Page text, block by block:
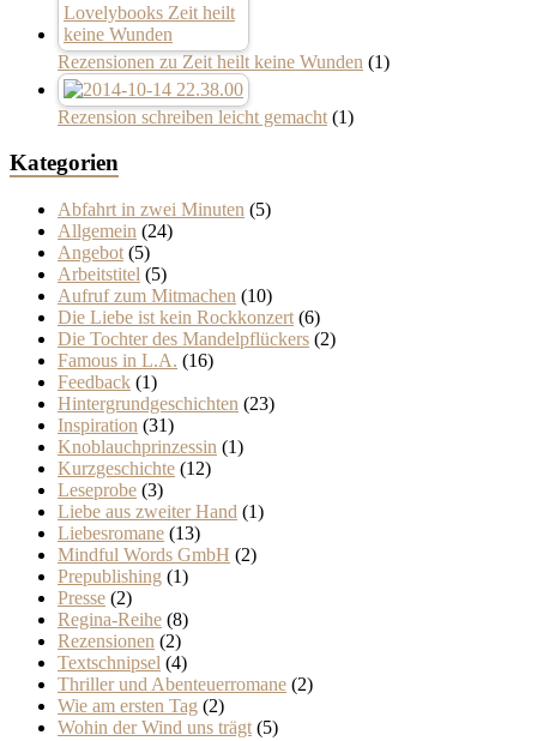
Rezensionen zu Zeit heilt keine Wunden (1)
Rezension schreiben leicht gemacht (1)
Kategorien
Abfahrt in zwei Minuten (5)
Allgemein (24)
Angebot (5)
Arbeitstitel (5)
Aufruf zum Mitmachen (10)
Die Liebe ist kein Rockkonzert (6)
Die Tochter des Mandelpflückers (2)
Famous in L.A. (16)
Feedback (1)
Hintergrundgeschichten (23)
Inspiration (31)
Knoblauchprinzessin (1)
Kurzgeschichte (12)
Leseprobe (3)
Liebe aus zweiter Hand (1)
Liebesromane (13)
Mindful Words GmbH (2)
Prepublishing (1)
Presse (2)
Regina-Reihe (8)
Rezensionen (2)
Textschnipsel (4)
Thriller und Abenteuerromane (2)
Wie am ersten Tag (2)
Wohin der Wind uns trägt (5)